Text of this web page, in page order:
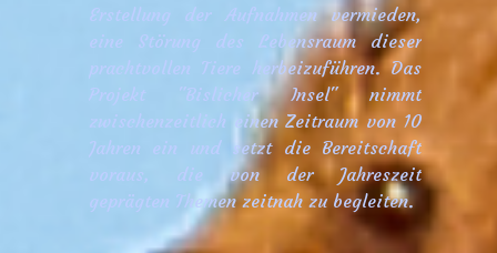
Erstellung der Aufnahmen vermieden,
eine Störung des Lebensraum dieser
prachtvollen Tiere herbeizuführen. Das
Projekt "Bislicher Insel" nimmt
zwischenzeitlich einen Zeitraum von 10
Jahren ein und setzt die Bereitschaft
voraus, die von der Jahreszeit
geprägten Themen zeitnah zu begleiten.